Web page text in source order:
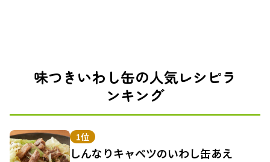
味つきいわし缶の人気レシピラ
ンキング
1位
しんなりキャベツのいわし缶あえ